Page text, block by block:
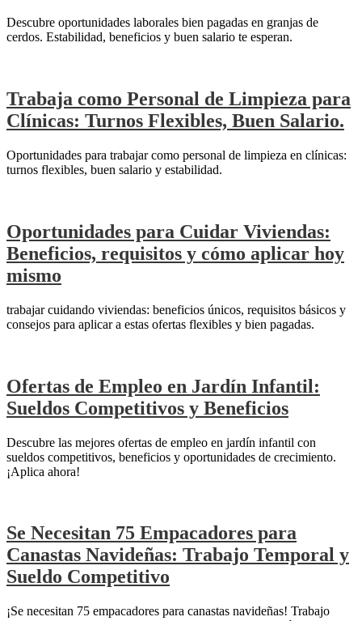
Descubre oportunidades laborales bien pagadas en granjas de
cerdos. Estabilidad, beneficios y buen salario te esperan.
Trabaja como Personal de Limpieza para
Clínicas: Turnos Flexibles, Buen Salario.
Oportunidades para trabajar como personal de limpieza en clínicas:
turnos flexibles, buen salario y estabilidad.
Oportunidades para Cuidar Viviendas:
Beneficios, requisitos y cómo aplicar hoy
mismo
trabajar cuidando viviendas: beneficios únicos, requisitos básicos y
consejos para aplicar a estas ofertas flexibles y bien pagadas.
Ofertas de Empleo en Jardín Infantil:
Sueldos Competitivos y Beneficios
Descubre las mejores ofertas de empleo en jardín infantil con
sueldos competitivos, beneficios y oportunidades de crecimiento.
¡Aplica ahora!
Se Necesitan 75 Empacadores para
Canastas Navideñas: Trabajo Temporal y
Sueldo Competitivo
¡Se necesitan 75 empacadores para canastas navideñas! Trabajo